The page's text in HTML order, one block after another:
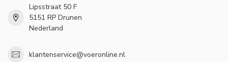
Lipsstraat 50 F
5151 RP Drunen
Nederland
klantenservice@voeronline.nl